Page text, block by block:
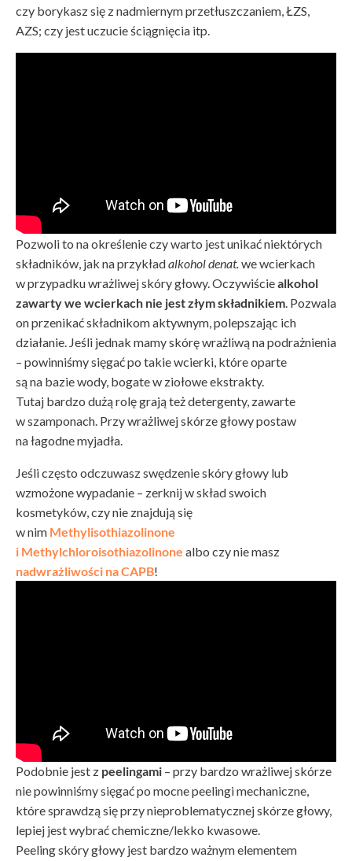
czy borykasz się z nadmiernym przetłuszczaniem, ŁZS,
AZS; czy jest uczucie ściągnięcia itp.
Pozwoli to na określenie czy warto jest unikać niektórych
składników, jak na przykładalkohol denat. we wcierkach
w przypadku wrażliwej skóry głowy. Oczywiściealkohol
zawarty we wcierkach nie jest złym składnikiem . Pozwala
on przenikać składnikom aktywnym, polepszając ich
działanie. Jeśli jednak mamy skórę wrażliwą na podrażnienia
– powinniśmy sięgać po takie wcierki, które oparte
są na bazie wody, bogate w ziołowe ekstrakty.
Tutaj bardzo dużą rolę grają też detergenty, zawarte
w szamponach. Przy wrażliwej skórze głowy postaw
na łagodne myjadła.
Jeśli często odczuwasz swędzenie skóry głowy lub
wzmożone wypadanie – zerknij w skład swoich
kosmetyków, czy nie znajdują się
w nim Methylisothiazolinone
i Methylchloroisothiazolinone albo czy nie masz
nadwrażliwości na CAPB!
Podobnie jest z peelingami – przy bardzo wrażliwej skórze
nie powinniśmy sięgać po mocne peelingi mechaniczne,
które sprawdzą się przy nieproblematycznej skórze głowy,
lepiej jest wybrać chemiczne/lekko kwasowe.
Peeling skóry głowy jest bardzo ważnym elementem